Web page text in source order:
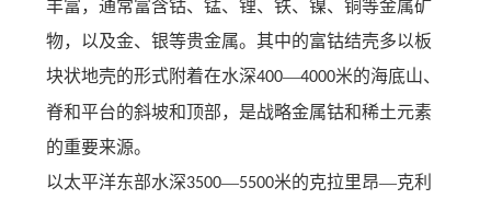
丰富，通常富含钴、锰、锂、铁、镍、铜等金属矿
物，以及金、银等贵金属。其中的富钴结壳多以板
块状地壳的形式附着在水深400—4000米的海底山、
脊和平台的斜坡和顶部，是战略金属钴和稀土元素
的重要来源。
以太平洋东部水深3500—5500米的克拉里昂—克利